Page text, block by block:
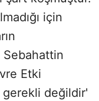
için
Sebahattin
Etki
gerekli değildir'